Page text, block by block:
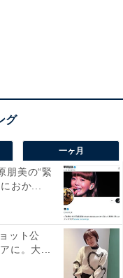
一ヶ月
朋美の“緊
おか...
ット公
に。大...